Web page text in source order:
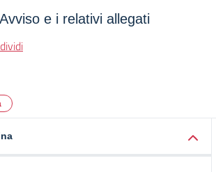
e i relativi allegati